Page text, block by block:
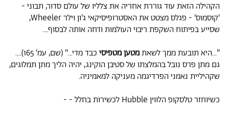
הקהילה הזאת עוד גוררת אחריה את צלליו של עולם סדור, תבוני -
'קוסמוס' - פגלס מצטט את האסטרופיסיקאי ג'ון וילר Wheeler,
שסייע בפיתוח השקפת ריבוי העולמות ודחה אותה לבסוף....
"...היא תובעת ממך לשאתמטען מטפיסי
כבד מדי..." (שם, עמ' 165)....
גם מתן פרס נובל בהמלצתו של סטיבן הוקינג, יהיה הליך מתן תמלוגים,
שקהיליית נאמני הפרדיגמה מעניקה למאמיניה.
כשיוחזר טלסקופ הלווין Hubble לכשירות בחלל - -